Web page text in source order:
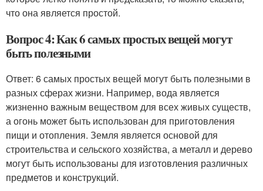
что она является простой.
Вопрос 4: Как 6 самых простых вещей могут
быть полезными
Ответ: 6 самых простых вещей могут быть полезными в
разных сферах жизни. Например, вода является
жизненно важным веществом для всех живых существ,
а огонь может быть использован для приготовления
пищи и отопления. Земля является основой для
строительства и сельского хозяйства, а металл и дерево
могут быть использованы для изготовления различных
предметов и конструкций.